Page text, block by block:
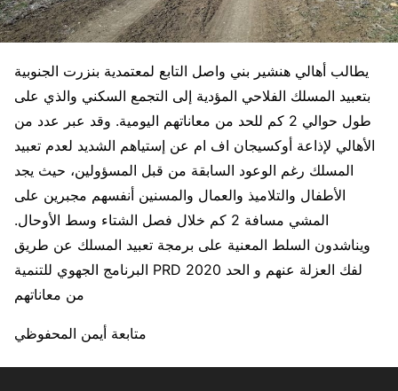
يطالب أهالي هنشير بني واصل التابع لمعتمدية بنزرت الجنوبية
بتعبيد المسلك الفلاحي المؤدية إلى التجمع السكني والذي على
طول حوالي 2 كم للحد من معاناتهم اليومية. وقد عبر عدد من
الأهالي لإذاعة أوكسيجان اف ام عن إستياهم الشديد لعدم تعبيد
المسلك رغم الوعود السابقة من قبل المسؤولين، حيث يجد
الأطفال والتلاميذ والعمال والمسنين أنفسهم مجبرين على
المشي مسافة 2 كم خلال فصل الشتاء وسط الأوحال.
ويناشدون السلط المعنية على برمجة تعبيد المسلك عن طريق
البرنامج الجهوي للتنمية PRD 2020 لفك العزلة عنهم و الحد
من معاناتهم
متابعة أيمن المحفوظي